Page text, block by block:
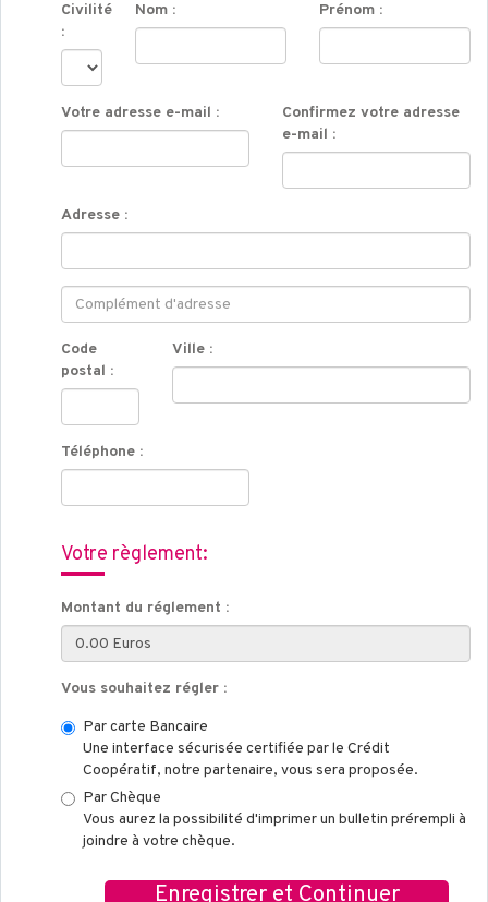
Civilité
:
Nom : Prénom :
Votre adresse e-mail :
Confirmez votre adresse
e-mail :
Adresse :
Code
postal :
Ville :
Téléphone :
Votre règlement:
Montant du réglement :
Vous souhaitez régler :
Par carte Bancaire
Une interface sécurisée certifiée par le Crédit
Coopératif, notre partenaire, vous sera proposée.
Par Chèque
Vous aurez la possibilité d'imprimer un bulletin prérempli à
joindre à votre chèque.
Enregistrer et Continuer